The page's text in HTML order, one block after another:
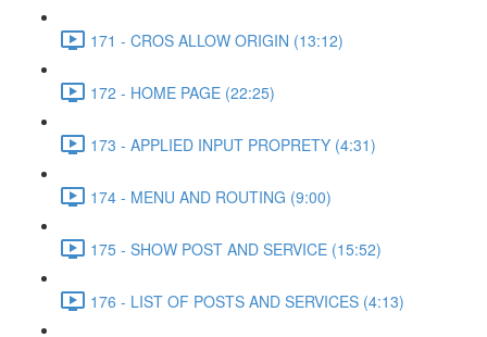
171 - CROS ALLOW ORIGIN (13:12)
172 - HOME PAGE (22:25)
173 - APPLIED INPUT PROPRETY (4:31)
174 - MENU AND ROUTING (9:00)
175 - SHOW POST AND SERVICE (15:52)
176 - LIST OF POSTS AND SERVICES (4:13)